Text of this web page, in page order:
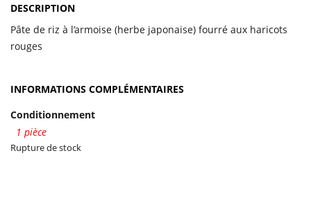
DESCRIPTION
Pâte de riz à l’armoise (herbe japonaise) fourré aux haricots
rouges
INFORMATIONS COMPLÉMENTAIRES
Conditionnement
1 pièce
Rupture de stock